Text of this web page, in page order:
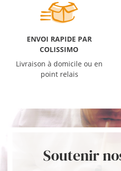
ENVOI RAPIDE PAR
COLISSIMO
Livraison à domicile ou en
point relais
Soutenir